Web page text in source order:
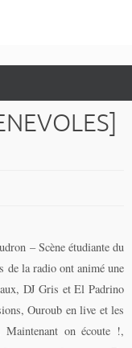
– Scène étudiante du
de la radio ont animé une
DJ Gris et El Padrino
Ouroub en live et les
on écoute !,